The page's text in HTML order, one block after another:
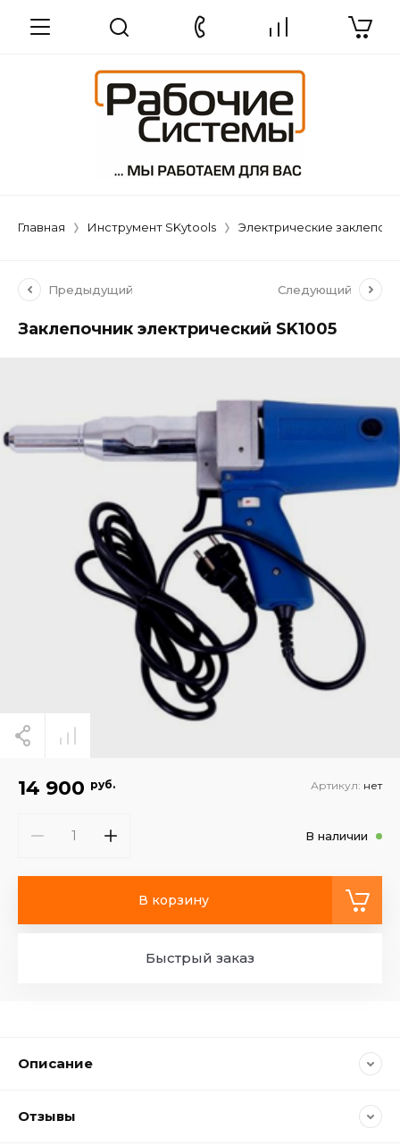
Главная Инструмент SKytools Электрические
Предыдущий Следующий
Заклепочник электрический SK1005
14 900 руб. Артикул: нет
В наличии
В корзину
Быстрый заказ
Описание
Отзывы